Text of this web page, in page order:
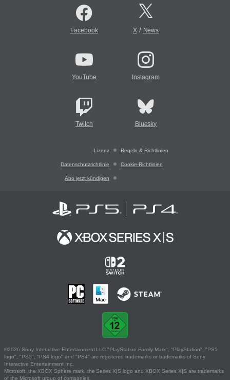
Facebook X/ News
YouTube Instagram
Twitch Bluesky
Lizenz Regeln & Richtlinien
Datenschutzrichtlinie Cookie-Richtlinien
Abo jetzt kündigen
©2026 Sony Interactive Entertainment LLC."PlayStation Family Mark", "PlayStation", "PS5
logo", "PS5", "PS4 logo" and "PS4" are registered trademarks or trademarks of Sony
Interactive Entertainment Inc.
Microsoft, the XBOX Sphere mark, the Series X|S logo and XBOX Series X|S are trademarks
of the Microsoft group of companies.